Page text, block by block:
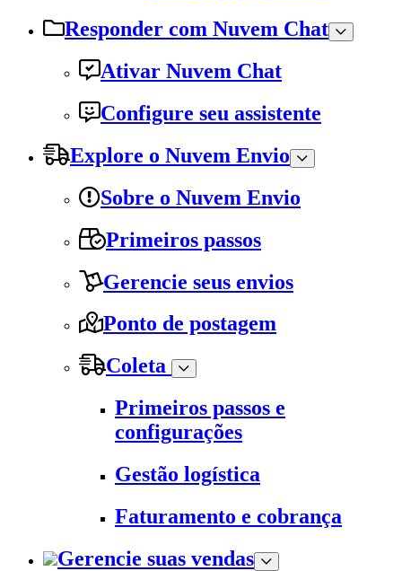
Responder com Nuvem Chat
Ativar Nuvem Chat
Configure seu assistente
Explore o Nuvem Envio
Sobre o Nuvem Envio
Primeiros passos
Gerencie seus envios
Ponto de postagem
Coleta
Primeiros passos e
configurações
Gestão logística
Faturamento e cobrança
Gerencie suas vendas